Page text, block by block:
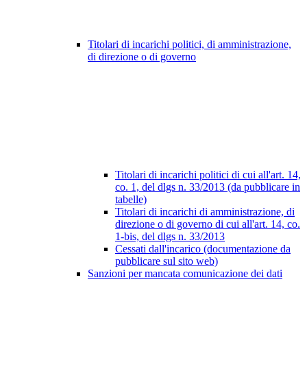
Titolari di incarichi politici, di amministrazione,
di direzione o di governo
Titolari di incarichi politici di cui all'art. 14,
co. 1, del dlgs n. 33/2013 (da pubblicare in
tabelle)
Titolari di incarichi di amministrazione, di
direzione o di governo di cui all'art. 14, co.
1-bis, del dlgs n. 33/2013
Cessati dall'incarico (documentazione da
pubblicare sul sito web)
Sanzioni per mancata comunicazione dei dati